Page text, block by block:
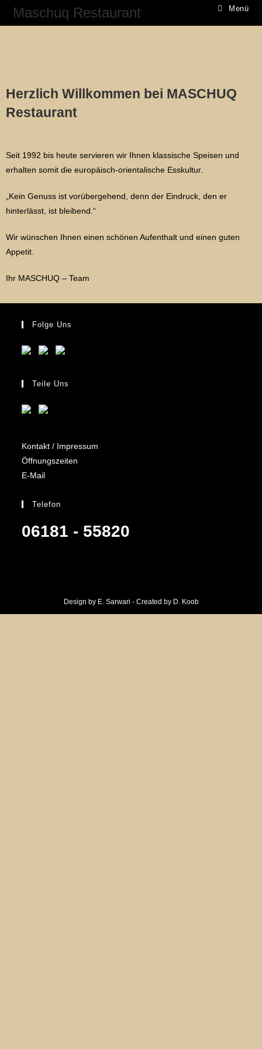
Maschuq Restaurant Menü
Herzlich Willkommen bei MASCHUQ
Restaurant
Seit 1992 bis heute servieren wir Ihnen klassische Speisen und
erhalten somit die europäisch-orientalische Esskultur.
„Kein Genuss ist vorübergehend, denn der Eindruck, den er
hinterlässt, ist bleibend.“
Wir wünschen Ihnen einen schönen Aufenthalt und einen guten
Appetit.
Ihr MASCHUQ – Team
Folge Uns
Teile Uns
Kontakt / Impressum
Öffnungszeiten
E-Mail
Telefon
06181 - 55820
Design by E. Sarwari - Created by D. Koob